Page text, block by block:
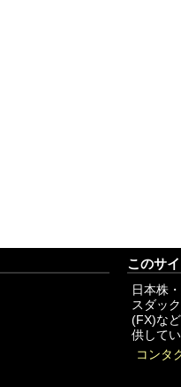
このサ
日本株
スダッ
(FX)な
供してい
コンタ